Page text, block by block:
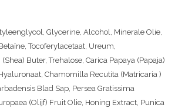
Glycerine, Alcohol, Minerale Olie,
Tocoferylacetaat, Ureum,
Buter, Trehalose, Carica Papaya (Papaja)
Chamomilla Recutita (Matricaria )
Blad Sap, Persea Gratissima
(Olijf) Fruit Olie, Honing Extract, Punica